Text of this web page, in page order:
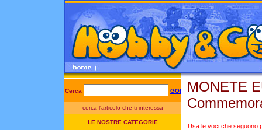
Cerca GO!
cerca l'articolo che ti interessa
LE NOSTRE CATEGORIE
MONETE
Usa le voci che seguono